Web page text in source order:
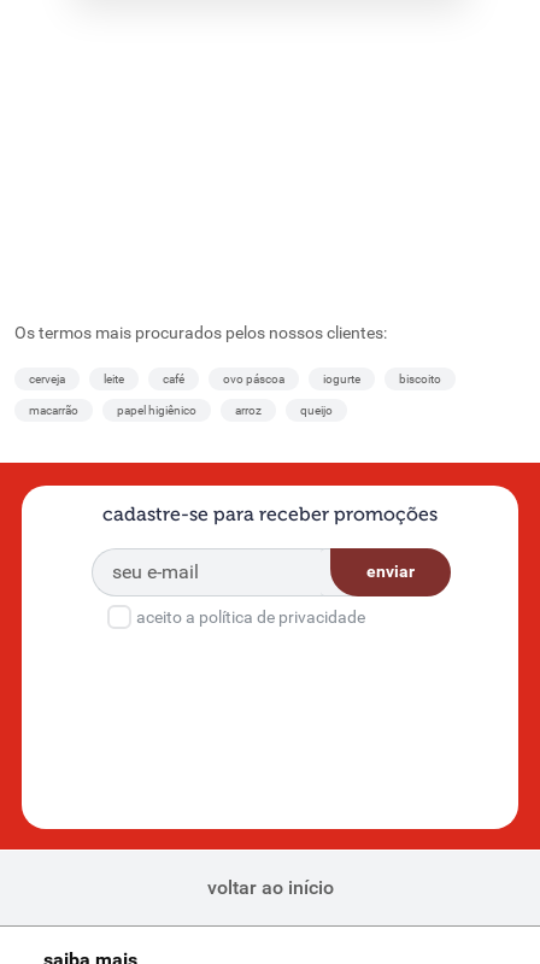
Os termos mais procurados pelos nossos clientes:
cerveja leite café ovo páscoa iogurte biscoito
macarrão papel higiênico arroz queijo
cadastre-se para receber promoções
enviar
aceito a política de privacidade
voltar ao início